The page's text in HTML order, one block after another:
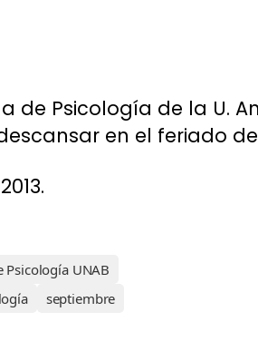
de Psicología de la U.
en el feriado
Psicología UNAB
septiembre